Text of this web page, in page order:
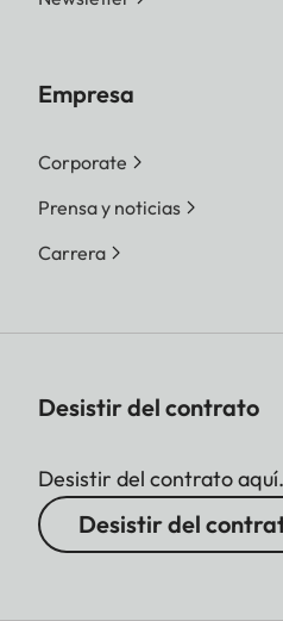
Empresa
Corporate
Prensa y noticias
Carrera
Desistir del contrato
Desistir del contrato aquí.
Desistir del